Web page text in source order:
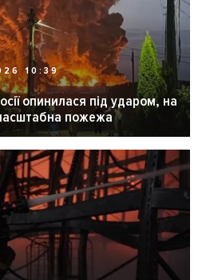
10:39
опинилася під ударом, на
пожежа